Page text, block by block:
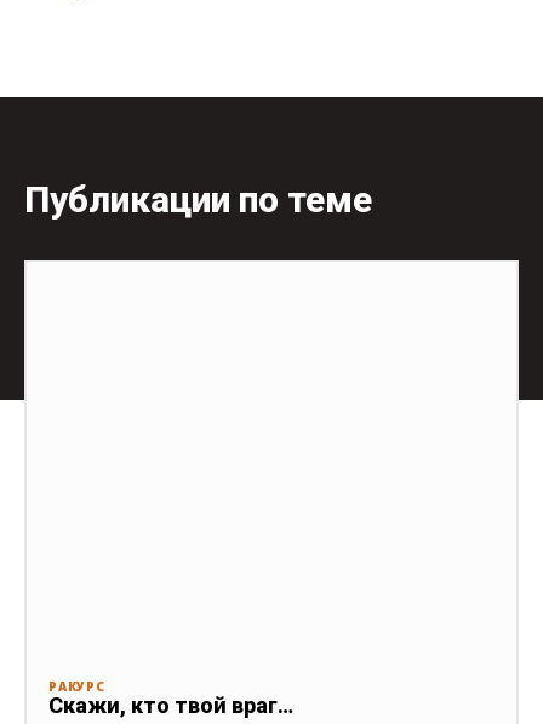
Публикации по теме
РАКУРС
Скажи, кто твой враг…